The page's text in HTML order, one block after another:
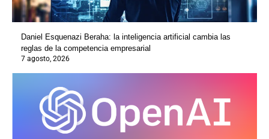
Daniel Esquenazi Beraha: la inteligencia artificial cambia las
reglas de la competencia empresarial
7 agosto, 2026